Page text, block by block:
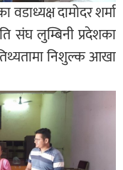
दामोदर शर्मा
संघ लुम्बिनी प्रदेशका
निशुल्क आखा